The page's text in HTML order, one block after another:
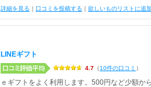
詳細を見る ｜ 口コミを投稿する ｜ 欲しいものリストに追加
LINEギフト
4.7 （10件の口コミ ）
ｅギフトをよく利用します。500円など少額